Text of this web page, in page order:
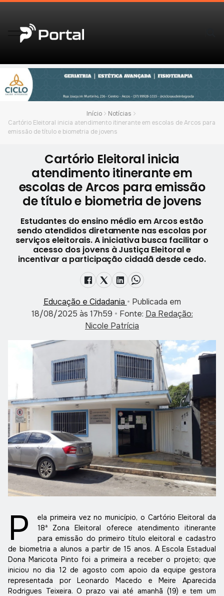
Início
Notícias
Cartório Eleitoral inicia atendimento itinerante em escolas de Arcos para
emissão de título e biometria de jovens
Cartório Eleitoral inicia
atendimento itinerante em
escolas de Arcos para emissão
de título e biometria de jovens
Estudantes do ensino médio em Arcos estão
sendo atendidos diretamente nas escolas por
serviços eleitorais. A iniciativa busca facilitar o
acesso dos jovens à Justiça Eleitoral e
incentivar a participação cidadã desde cedo.
Educação e Cidadania • Publicada em
18/08/2025 às 17h59 • Fonte: Da Redação:
Nicole Patrícia
P
ela primeira vez no município, o Cartório Eleitoral da
18ª Zona Eleitoral oferece atendimento itinerante
para emissão do primeiro título eleitoral e cadastro
de biometria a alunos a partir de 15 anos. A Escola Estadual
Dona Maricota Pinto foi a primeira a receber o projeto; que
iniciou no dia 12 de agosto com apoio da equipe gestora
representada por Leonardo Macedo e Meire Aparecida
Rodrigues Teixeira. O prazo vai até amanhã (19) e tem um